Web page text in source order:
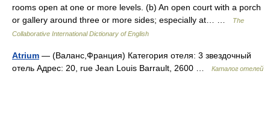
rooms open at one or more levels. (b) An open court with a porch
or gallery around three or more sides; especially at… …
The
Collaborative International Dictionary of English
Atrium — (Валанс,Франция) Категория отеля: 3 звездочный
отель Адрес: 20, rue Jean Louis Barrault, 2600 …
Каталог отелей